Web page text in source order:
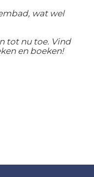
wat wel
tot nu toe. Vind
en boeken!